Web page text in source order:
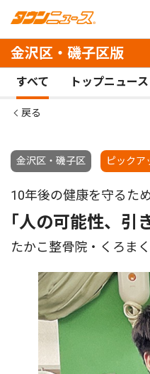
金沢区・磯子区版
すべて トップニュース
戻る
金沢区・磯子区 ピックア
10年後の健康を守るた
｢人の可能性、引
たかこ整骨院・くろま